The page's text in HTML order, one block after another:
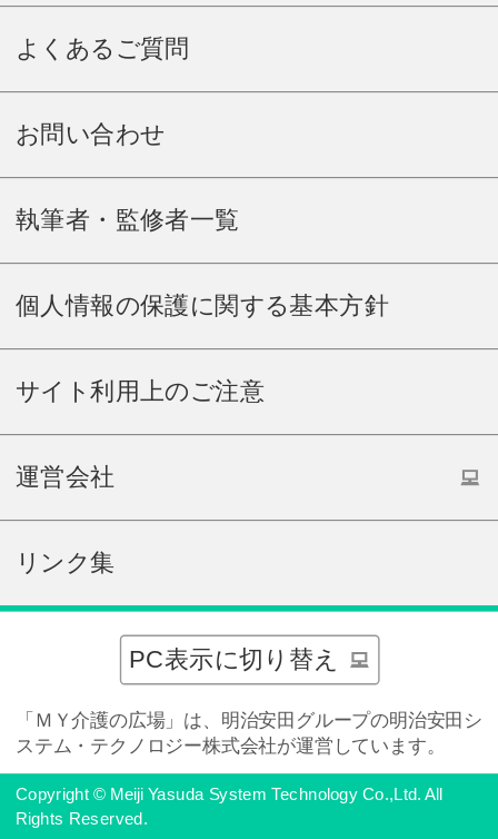
よくあるご質問
お問い合わせ
執筆者・監修者一覧
個人情報の保護に関する基本方針
サイト利用上のご注意
運営会社
リンク集
PC表示に切り替え
「ＭＹ介護の広場」は、明治安田グループの明治安田シ
ステム・テクノロジー株式会社が運営しています。
Copyright © Meiji Yasuda System Technology Co.,Ltd. All
Rights Reserved.